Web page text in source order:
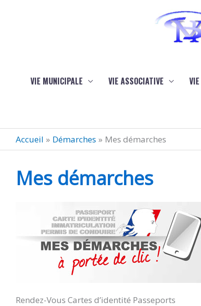
VIE MUNICIPALE VIE ASSOCIATIVE
Accueil Démarches Mes démarches
Mes démarches
Rendez-Vous Cartes d’identité Passeports